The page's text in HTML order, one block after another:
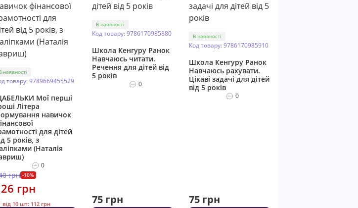
наявності
товару: 9789669455529
Мої перші
Літера
навичок
для дітей
5 років, з
(Наталія
0
грн -10%
грн
від 10 шт: 112 грн
В наявності
Код товару: 9786170985880
Школа Кенгуру Ранок
Навчаюсь читати.
Речення для дітей від
5 років
0
75 грн
В наявності
Код товару: 9786170985910
Школа Кенгуру Ранок
Навчаюсь рахувати.
Цікаві задачі для дітей
від 5 років
0
75 грн